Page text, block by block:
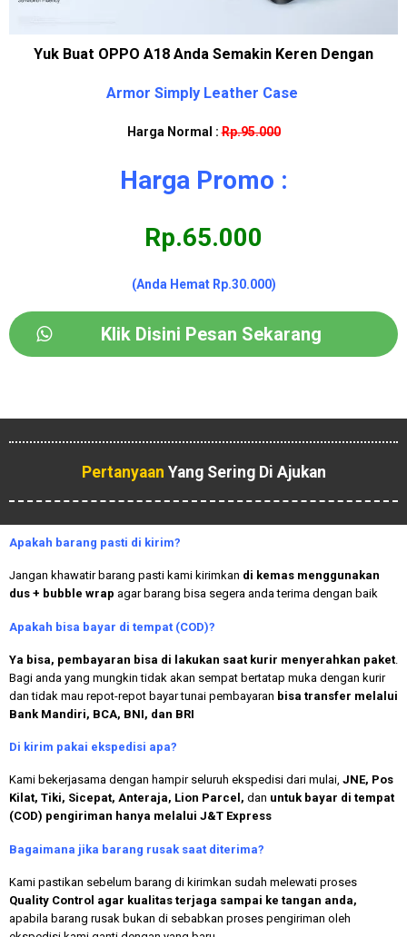
Yuk Buat OPPO A18 Anda Semakin Keren Dengan
Armor Simply Leather Case
Harga Normal :Rp.95.000
Harga Promo :
Rp.65.000
(Anda Hemat Rp.30.000)
Klik Disini Pesan Sekarang
Pertanyaan Yang Sering Di Ajukan
Apakah barang pasti di kirim?
Jangan khawatir barang pasti kami kirimkan di kemas menggunakan
dus + bubble wrap agar barang bisa segera anda terima dengan baik
Apakah bisa bayar di tempat (COD)?
Ya bisa, pembayaran bisa di lakukan saat kurir menyerahkan paket
Bagi anda yang mungkin tidak akan sempat bertatap muka dengan kurir
dan tidak mau repot-repot bayar tunai pembayaran bisa transfer melalui
Bank Mandiri, BCA, BNI, dan BRI
Di kirim pakai ekspedisi apa?
Kami bekerjasama dengan hampir seluruh ekspedisi dari mulai, JNE, Pos
Kilat, Tiki, Sicepat, Anteraja, Lion Parcel, dan untuk bayar di tempat
(COD) pengiriman hanya melalui J&T Express
Bagaimana jika barang rusak saat diterima?
Kami pastikan sebelum barang di kirimkan sudah melewati proses
Quality Control agar kualitas terjaga sampai ke tangan anda,
apabila barang rusak bukan di sebabkan proses pengiriman oleh